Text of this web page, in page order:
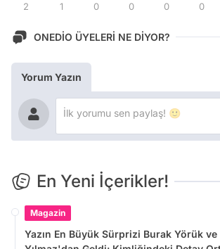
2 1 0 0 0 0
ONEDİO ÜYELERİ NE DİYOR?
Yorum Yazın
En Yeni İçerikler!
Magazin
Yazın En Büyük Sürprizi Burak Yörük ve